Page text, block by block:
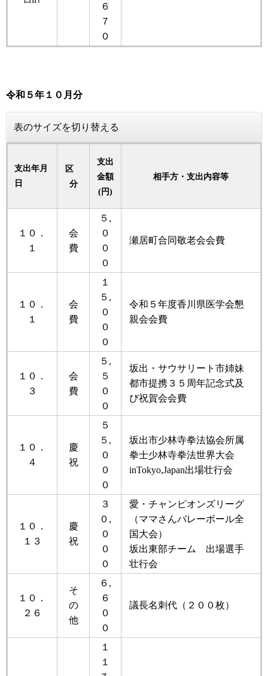
６
７
０
令和５年 １０月分
表のサイズを切り替える
支出年月
日
区
分
支出
金額
(円)
相手方・支出内容等
１０．
１
会
費
５,
０
０
０
瀬居町合同敬老会会費
１０．
１
会
費
１
５,
０
０
０
令和５年度香川県医学会懇
親会会費
１０．
３
会
費
５,
５
０
０
坂出・サウサリート市姉妹
都市提携３５周年記念式及
び祝賀会会費
１０．
４
慶
祝
５
５,
０
０
０
坂出市少林寺拳法協会所属
拳士少林寺拳法世界大会
inTokyo,Japan出場壮行会
１０．
１３
慶
祝
３
０,
０
０
０
愛・チャンピオンズリーグ
（ママさんバレーボール全
国大会）
坂出東部チーム 出場選手
壮行会
１０．
２６
そ
の
他
６,
６
０
０
議長名刺代（２００枚）
１
１